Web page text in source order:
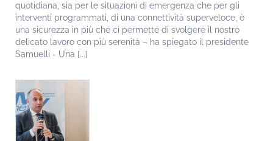
quotidiana, sia per le situazioni di emergenza che per gli
interventi programmati, di una connettività superveloce, è
una sicurezza in più che ci permette di svolgere il nostro
delicato lavoro con più serenità – ha spiegato il presidente
Samuelli - Una [...]